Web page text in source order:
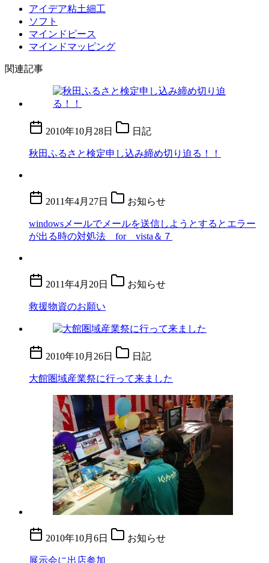
アイデア粘土細工
ソフト
マインドピース
マインドマッピング
関連記事
2010年10月28日 日記
秋田ふるさと検定申し込み締め切り迫る！！
2011年4月27日 お知らせ
windowsメールでメールを送信しようとするとエラー
が出る時の対処法 for vista＆７
2011年4月20日 お知らせ
救援物資のお願い
2010年10月26日 日記
大館圏域産業祭に行って来ました
2010年10月6日 お知らせ
展示会に出店参加